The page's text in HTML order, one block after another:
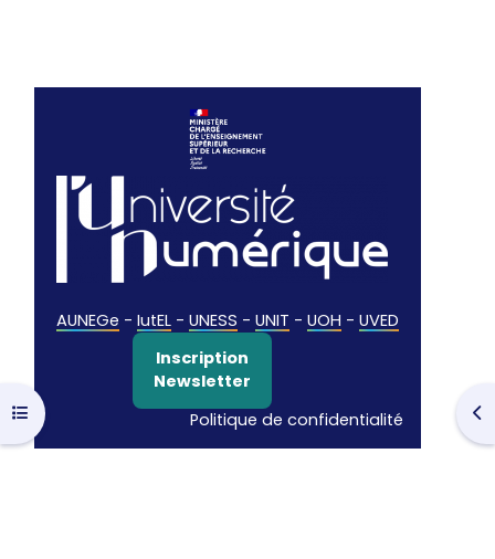
Ouvrir l’index du cours
AUNEGe - IutEL - UNESS - UNIT - UOH - UVED
Inscription
Newsletter
Politique de confidentialité